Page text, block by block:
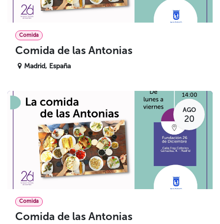
Comida
Comida de las Antonias
Madrid, España
AGO
20
Comida
Comida de las Antonias